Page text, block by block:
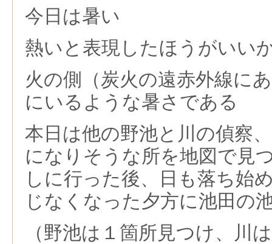
今日は暑い
熱いと表現したほうがいい
火の側（炭火の遠赤外線に
にいるような暑さである
本日は他の野池と川の偵察
になりそうな所を地図で見
しに行った後、日も落ち始
じなくなった夕方に池田の
（野池は１箇所見つけ、川